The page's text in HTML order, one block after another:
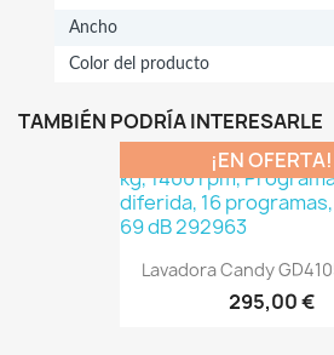
Ancho
Color del producto
TAMBIÉN PODRÍA INTERESARLE
Lavadora Candy
295,00 €
¡EN OFERTA!